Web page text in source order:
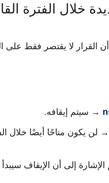
خلال الفترة
لا يقتصر فقط على
→ سيتم إيقافه.
يكون متاحًا أيضًا خلال
إلى أن الإيقاف